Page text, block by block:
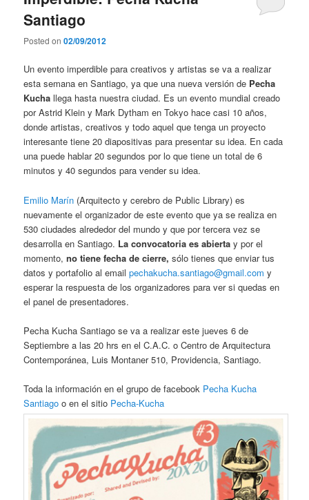
Santiago
Posted on02/09/2012
Un evento imperdible para creativos y artistas se va a realizar
esta semana en Santiago, ya que una nueva versión de Pecha
Kucha llega hasta nuestra ciudad. Es un evento mundial creado
por Astrid Klein y Mark Dytham en Tokyo hace casi 10 años,
donde artistas, creativos y todo aquel que tenga un proyecto
interesante tiene 20 diapositivas para presentar su idea. En cada
una puede hablar 20 segundos por lo que tiene un total de 6
minutos y 40 segundos para vender su idea.
Emilio Marín (Arquitecto y cerebro de Public Library) es
nuevamente el organizador de este evento que ya se realiza en
530 ciudades alrededor del mundo y que por tercera vez se
desarrolla en Santiago. La convocatoria es abierta y por el
momento,no tiene fecha de cierre,sólo tienes que enviar tus
datos y portafolio al emailpechakucha.santiago@gmail.com y
esperar la respuesta de los organizadores para ver si quedas en
el panel de presentadores.
Pecha Kucha Santiago se va a realizar este jueves 6 de
Septiembre a las 20 hrs en el C.A.C. o Centro de Arquitectura
Contemporánea, Luis Montaner 510, Providencia, Santiago.
Toda la información en el grupo de facebook Pecha Kucha
Santiago o en el sitio Pecha-Kucha